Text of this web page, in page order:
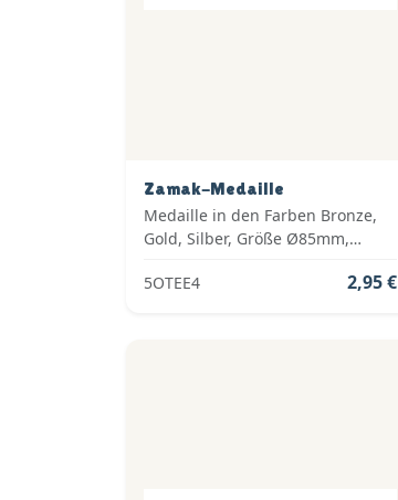
Zamak-Medaille
Medaille in den Farben Bronze,
Gold, Silber, Größe Ø85mm,
inkl. Medaillenband,
5OTEE4 2,95 €